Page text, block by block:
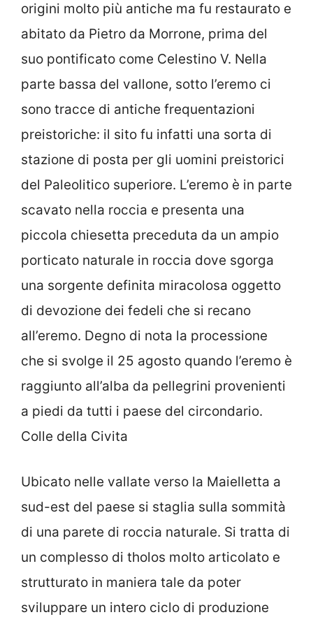
origini molto più antiche ma fu restaurato e
abitato da Pietro da Morrone, prima del
suo pontificato come Celestino V. Nella
parte bassa del vallone, sotto l’eremo ci
sono tracce di antiche frequentazioni
preistoriche: il sito fu infatti una sorta di
stazione di posta per gli uomini preistorici
del Paleolitico superiore. L’eremo è in parte
scavato nella roccia e presenta una
piccola chiesetta preceduta da un ampio
porticato naturale in roccia dove sgorga
una sorgente definita miracolosa oggetto
di devozione dei fedeli che si recano
all’eremo. Degno di nota la processione
che si svolge il 25 agosto quando l’eremo è
raggiunto all’alba da pellegrini provenienti
a piedi da tutti i paese del circondario.
Colle della Civita
Ubicato nelle vallate verso la Maielletta a
sud-est del paese si staglia sulla sommità
di una parete di roccia naturale. Si tratta di
un complesso di tholos molto articolato e
strutturato in maniera tale da poter
sviluppare un intero ciclo di produzione